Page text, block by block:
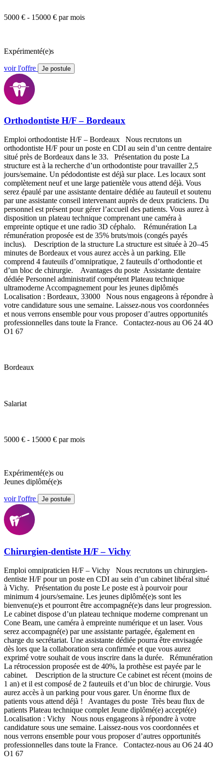
5000 € - 15000 € par mois
Expérimenté(e)s
voir l'offre Je postule
Orthodontiste H/F – Bordeaux
Emploi orthodontiste H/F – Bordeaux Nous recrutons un
orthodontiste H/F pour un poste en CDI au sein d’un centre dentaire
situé près de Bordeaux dans le 33. Présentation du poste La
structure est à la recherche d’un orthodontiste pour travailler 2,5
jours/semaine. Un pédodontiste est déjà sur place. Les locaux sont
complètement neuf et une large patientèle vous attend déjà. Vous
serez épaulé par une assistante dentaire dédiée au fauteuil et soutenu
par une assistante conseil intervenant auprès de deux praticiens. Du
personnel est présent pour gérer l’accueil des patients. Vous aurez à
disposition un plateau technique comprenant une caméra à
empreinte optique et une radio 3D céphalo. Rémunération La
rémunération proposée est de 35% bruts/mois (congés payés
inclus). Description de la structure La structure est située à 20–45
minutes de Bordeaux et vous aurez accès à un parking. Elle
comprend 4 fauteuils d’omnipratique, 2 fauteuils d’orthodontie et
d’un bloc de chirurgie. Avantages du poste Assistante dentaire
dédiée Personnel administratif compétent Plateau technique
ultramoderne Accompagnement pour les jeunes diplômés
Localisation : Bordeaux, 33000 Nous nous engageons à répondre à
votre candidature sous une semaine. Laissez-nous vos coordonnées
et nous verrons ensemble pour vous proposer d’autres opportunités
professionnelles dans toute la France. Contactez-nous au O6 24 4O
O1 67
Bordeaux
Salariat
5000 € - 15000 € par mois
Expérimenté(e)s ou
Jeunes diplômé(e)s
voir l'offre Je postule
Chirurgien-dentiste H/F – Vichy
Emploi omnipraticien H/F – Vichy Nous recrutons un chirurgien-
dentiste H/F pour un poste en CDI au sein d’un cabinet libéral situé
à Vichy. Présentation du poste Le poste est à pourvoir pour
minimum 4 jours/semaine. Les jeunes diplômé(e)s sont les
bienvenu(e)s et pourront être accompagné(e)s dans leur progression.
Le cabinet dispose d’un plateau technique moderne comprenant un
Cone Beam, une caméra à empreinte numérique et un laser. Vous
serez accompagné(e) par une assistante partagée, également en
charge du secrétariat. Une assistante dédiée pourra être envisagée
dès lors que la collaboration sera confirmée et que vous aurez
exprimé votre souhait de vous inscrire dans la durée. Rémunération
La rétrocession proposée est de 40%, la prothèse est payée par le
cabinet. Description de la structure Ce cabinet est récent (moins de
1 an) et il est composé de 2 fauteuils et d’un bloc de chirurgie. Vous
aurez accès à un parking pour vous garer. Un énorme flux de
patients vous attend déjà ! Avantages du poste Très beau flux de
patients Plateau technique complet Jeune diplômé(e) accepté(e)
Localisation : Vichy Nous nous engageons à répondre à votre
candidature sous une semaine. Laissez-nous vos coordonnées et
nous verrons ensemble pour vous proposer d’autres opportunités
professionnelles dans toute la France. Contactez-nous au O6 24 4O
O1 67